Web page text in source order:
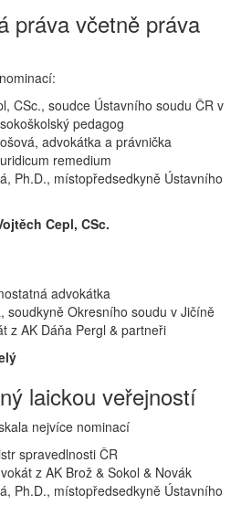
práva včetně práva
CSc., soudce Ústavního soudu ČR v
pedagog
advokátka a právnička
remedium
Ph.D., místopředsedkyně Ústavního
Cepl, CSc.
advokátka
soudkyně Okresního soudu v Jičíně
z AK Dáňa Pergl & partneři
laickou veřejností
nejvíce nominací
spravedlnosti ČR
z AK Brož & Sokol & Novák
Ph.D., místopředsedkyně Ústavního